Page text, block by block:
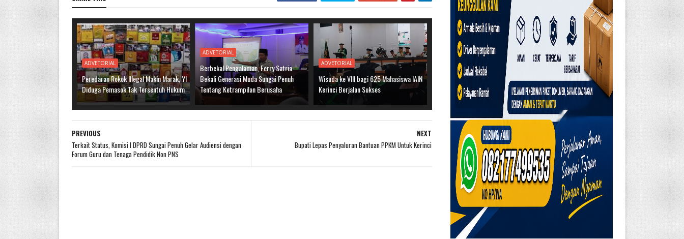
ADVETORIAL
Peredaran Rokok Illegal Makin Marak, YI
Diduga Pemasok Tak Tersentuh Hukum
ADVETORIAL
Berbekal Pengalaman, Ferry Satria
Bekali Generasi Muda Sungai Penuh
Tentang Ketrampilan Berusaha
ADVETORIAL
Wisuda ke VIII bagi 625 Mahasiswa IAIN
Kerinci Berjalan Sukses
NEXT
Bupati Lepas Penyaluran Bantuan PPKM Untuk Kerinci
PREVIOUS
Terkait Status, Komisi I DPRD Sungai Penuh Gelar Audiensi dengan
Forum Guru dan Tenaga Pendidik Non PNS